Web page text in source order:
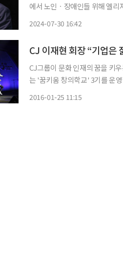
에서 노인ㆍ장애인들 위해 엘
2024-07-30 16:42
CJ 이재현 회장 “기업은
CJ그룹이 문화 인재의 꿈을 키
는 '꿈키움 창의학교' 3기를 운영한다고 25일 밝혔다.
2016-01-25 11:15